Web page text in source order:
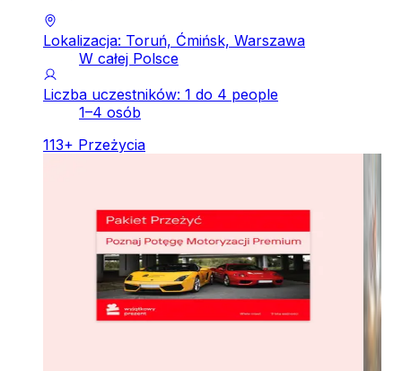
Lokalizacja: Toruń, Ćmińsk, Warszawa
W całej Polsce
Liczba uczestników: 1 do 4 people
1–4 osób
113+ Przeżycia